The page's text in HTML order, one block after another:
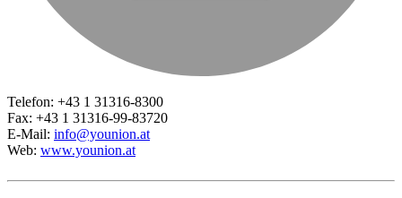
Telefon: +43 1 31316-8300
Fax: +43 1 31316-99-83720
E-Mail: info@younion.at
Web: www.younion.at